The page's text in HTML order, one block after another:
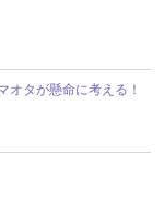
オタが懸命に考える！